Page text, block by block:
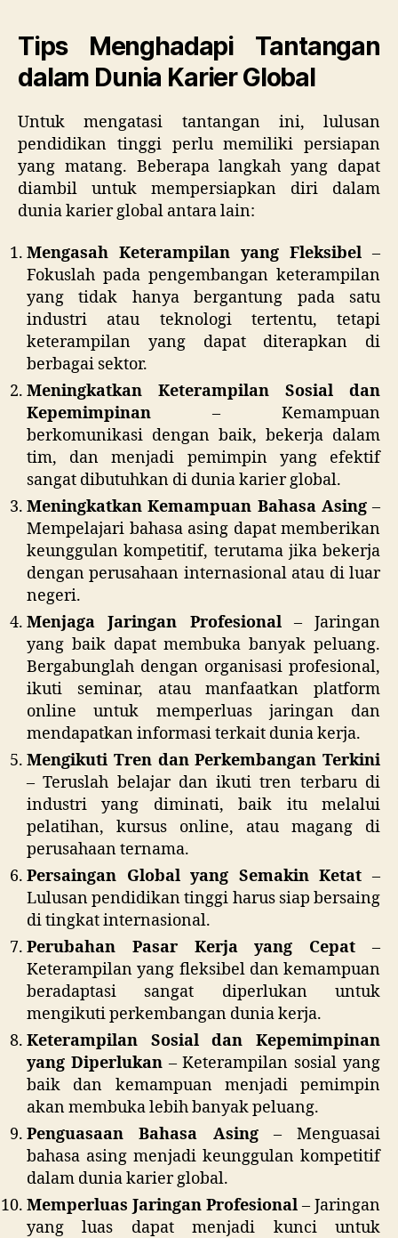
Tips Menghadapi Tantangan
dalam Dunia Karier Global
Untuk mengatasi tantangan ini, lulusan
pendidikan tinggi perlu memiliki persiapan
yang matang. Beberapa langkah yang dapat
diambil untuk mempersiapkan diri dalam
dunia karier global antara lain:
Mengasah Keterampilan yang Fleksibel –
Fokuslah pada pengembangan keterampilan
yang tidak hanya bergantung pada satu
industri atau teknologi tertentu, tetapi
keterampilan yang dapat diterapkan di
berbagai sektor.
Meningkatkan Keterampilan Sosial dan
Kepemimpinan – Kemampuan
berkomunikasi dengan baik, bekerja dalam
tim, dan menjadi pemimpin yang efektif
sangat dibutuhkan di dunia karier global.
Meningkatkan Kemampuan Bahasa Asing–
Mempelajari bahasa asing dapat memberikan
keunggulan kompetitif, terutama jika bekerja
dengan perusahaan internasional atau di luar
negeri.
Menjaga Jaringan Profesional– Jaringan
yang baik dapat membuka banyak peluang.
Bergabunglah dengan organisasi profesional,
ikuti seminar, atau manfaatkan platform
online untuk memperluas jaringan dan
mendapatkan informasi terkait dunia kerja.
Mengikuti Tren dan Perkembangan Terkini
– Teruslah belajar dan ikuti tren terbaru di
industri yang diminati, baik itu melalui
pelatihan, kursus online, atau magang di
perusahaan ternama.
Persaingan Global yang Semakin Ketat –
Lulusan pendidikan tinggi harus siap bersaing
di tingkat internasional.
Perubahan Pasar Kerja yang Cepat –
Keterampilan yang fleksibel dan kemampuan
beradaptasi sangat diperlukan untuk
mengikuti perkembangan dunia kerja.
Keterampilan Sosial dan Kepemimpinan
yang Diperlukan– Keterampilan sosial yang
baik dan kemampuan menjadi pemimpin
akan membuka lebih banyak peluang.
Penguasaan Bahasa Asing– Menguasai
bahasa asing menjadi keunggulan kompetitif
dalam dunia karier global.
Memperluas Jaringan Profesional – Jaringan
yang luas dapat menjadi kunci untuk